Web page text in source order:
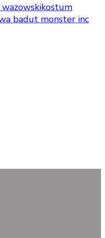
kostum
badut monster inc